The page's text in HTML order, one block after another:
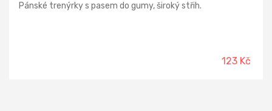
Pánské trenýrky s pasem do gumy, široký střih.
123 Kč